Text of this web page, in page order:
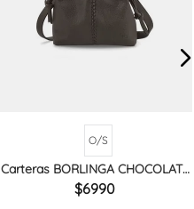
O/S
Carteras BORLINGA CHOCOLATE
MIX
6990